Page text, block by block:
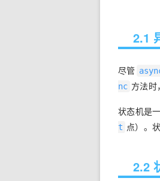
2.1
尽管
nc 方法时
状态机是
t 点）。
2.2